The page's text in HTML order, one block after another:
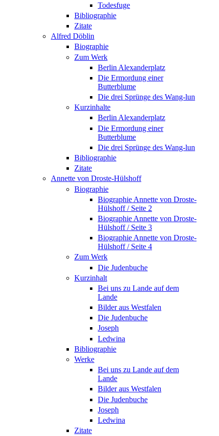
Todesfuge
Bibliographie
Zitate
Alfred Döblin
Biographie
Zum Werk
Berlin Alexanderplatz
Die Ermordung einer
Butterblume
Die drei Sprünge des Wang-lun
Kurzinhalte
Berlin Alexanderplatz
Die Ermordung einer
Butterblume
Die drei Sprünge des Wang-lun
Bibliographie
Zitate
Annette von Droste-Hülshoff
Biographie
Biographie Annette von Droste-
Hülshoff / Seite 2
Biographie Annette von Droste-
Hülshoff / Seite 3
Biographie Annette von Droste-
Hülshoff / Seite 4
Zum Werk
Die Judenbuche
Kurzinhalt
Bei uns zu Lande auf dem
Lande
Bilder aus Westfalen
Die Judenbuche
Joseph
Ledwina
Bibliographie
Werke
Bei uns zu Lande auf dem
Lande
Bilder aus Westfalen
Die Judenbuche
Joseph
Ledwina
Zitate